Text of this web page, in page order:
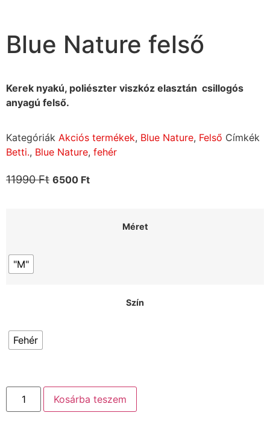
Blue Nature felső
Kerek nyakú, poliészter viszkóz elasztán csillogós
anyagú felső.
Kategóriák Akciós termékek, Blue Nature, Felső Címkék
Betti., Blue Nature, fehér
11990Ft 6500 Ft
Méret
"M"
Szín
Fehér
Kosárba teszem